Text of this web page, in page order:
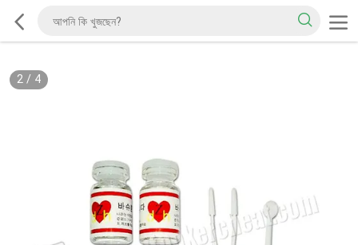
2/ 4